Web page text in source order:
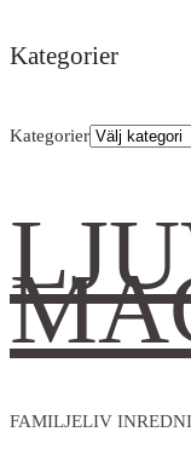
Kategorier
Kategorier
FAMILJELIV